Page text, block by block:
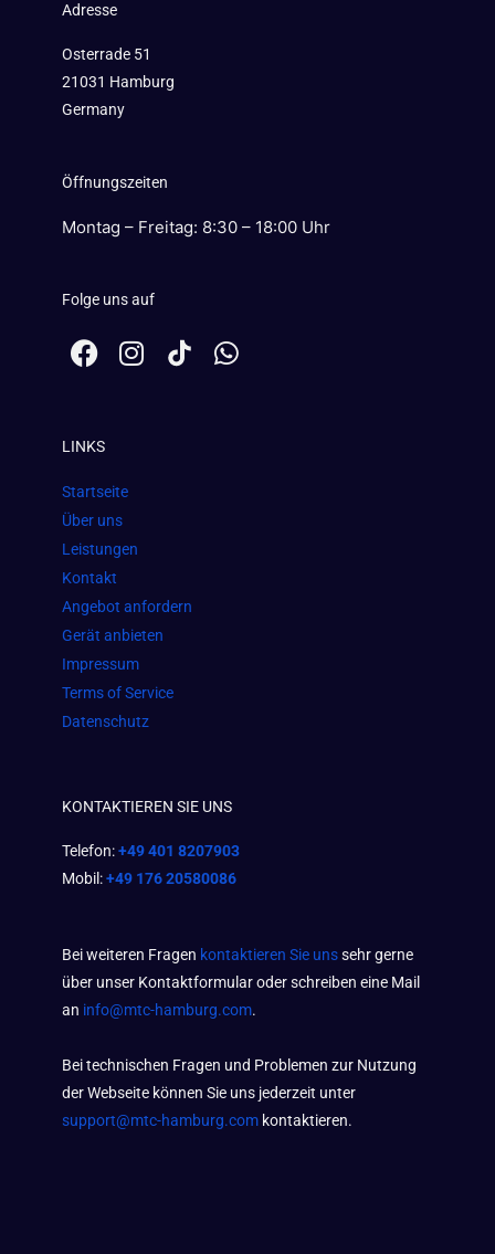
Adresse
Osterrade 51
21031 Hamburg
Germany
Öffnungszeiten
Montag – Freitag: 8:30 – 18:00 Uhr
Folge uns auf
F
a
b
o
o
k
I
n
m
W
h
LINKS
Startseite
Über uns
Leistungen
Kontakt
Angebot anfordern
Gerät anbieten
Impressum
Terms of Service
Datenschutz
KONTAKTIEREN SIE UNS
Telefon:+49 401 8207903
Mobil:+49 176 20580086
Bei weiteren Fragen kontaktieren Sie unssehr gerne
über unser Kontaktformular oder schreiben eine Mail
an info@mtc-hamburg.com.
Bei technischen Fragen und Problemen zur Nutzung
der Webseite können Sie uns jederzeit unter
support@mtc-hamburg.com kontaktieren.